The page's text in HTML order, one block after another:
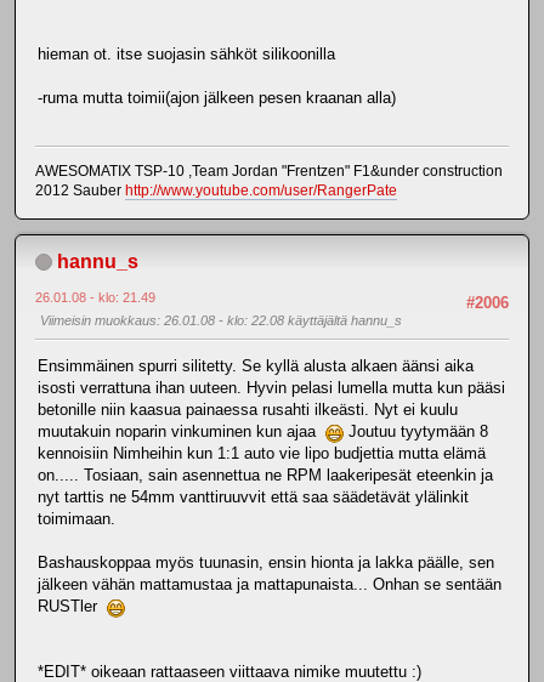
hieman ot. itse suojasin sähköt silikoonilla
-ruma mutta toimii(ajon jälkeen pesen kraanan alla)
AWESOMATIX TSP-10 ,Team Jordan "Frentzen" F1&under construction
2012 Sauber http://www.youtube.com/user/RangerPate
hannu_s
#2006
26.01.08 - klo: 21.49
Viimeisin muokkaus: 26.01.08 - klo: 22.08 käyttäjältä hannu_s
Ensimmäinen spurri silitetty. Se kyllä alusta alkaen äänsi aika
isosti verrattuna ihan uuteen. Hyvin pelasi lumella mutta kun pääsi
betonille niin kaasua painaessa rusahti ilkeästi. Nyt ei kuulu
muutakuin noparin vinkuminen kun ajaa
Joutuu tyytymään 8
kennoisiin Nimheihin kun 1:1 auto vie lipo budjettia mutta elämä
on..... Tosiaan, sain asennettua ne RPM laakeripesät eteenkin ja
nyt tarttis ne 54mm vanttiruuvvit että saa säädetävät ylälinkit
toimimaan.
Bashauskoppaa myös tuunasin, ensin hionta ja lakka päälle, sen
jälkeen vähän mattamustaa ja mattapunaista... Onhan se sentään
RUSTler
*EDIT* oikeaan rattaaseen viittaava nimike muutettu :)